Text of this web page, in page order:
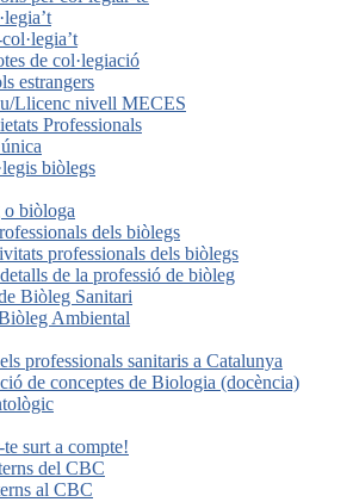
de col·legiació
estrangers
Llicenc nivell MECES
Professionals
biòlegs
o biòloga
dels biòlegs
professionals dels biòlegs
de la professió de biòleg
Biòleg Sanitari
Ambiental
professionals sanitaris a Catalunya
de conceptes de Biologia (docència)
surt a compte!
del CBC
al CBC